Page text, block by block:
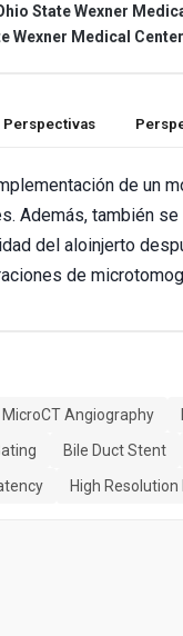
State Wexner
Wexner Medical Center
Perspectivas
de un
Además, también
del aloinjerto
de
MicroCT Angiography
Bile Duct Stent
High